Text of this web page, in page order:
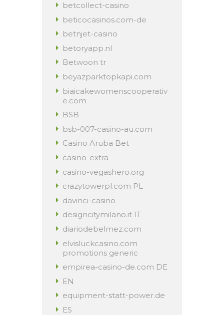
betcollect-casino
beticocasinos.com-de
betnjet-casino
betoryapp.nl
Betwoon tr
beyazparktopkapi.com
biaicakewomenscooperativ
e.com
BSB
bsb-007-casino-au.com
Casino Aruba Bet
casino-extra
casino-vegashero.org
crazytowerpl.com PL
davinci-casino
designcitymilano.it IT
diariodebelmez.com
elvisluckcasino.com
promotions generic
empirea-casino-de.com DE
EN
equipment-statt-power.de
ES